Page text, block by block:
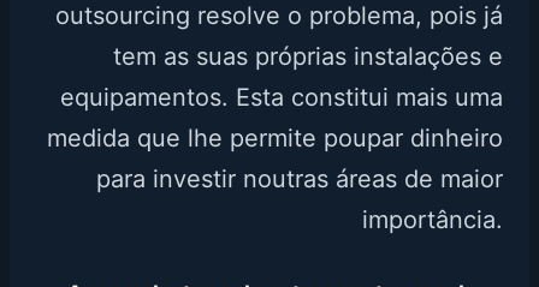
outsourcing resolve o problema, pois já
tem as suas próprias instalações e
equipamentos. Esta constitui mais uma
medida que lhe permite poupar dinheiro
para investir noutras áreas de maior
importância.